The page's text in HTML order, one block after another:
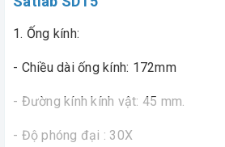
1. Ống kính:
- Chiều dài ống kính: 172mm
- Đường kính kính vật: 45 mm.
- Độ phóng đại : 30X